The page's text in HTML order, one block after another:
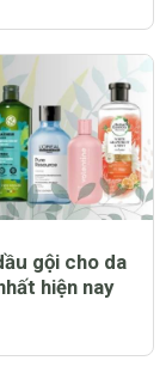
gội cho da
hiện nay